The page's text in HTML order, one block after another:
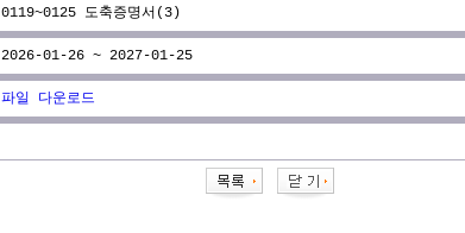
0119~0125 도축증명서(3)
2026-01-26 ~ 2027-01-25
파일 다운로드